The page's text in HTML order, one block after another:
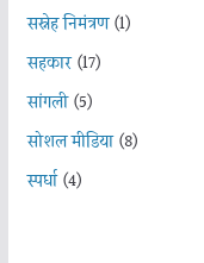
सस्नेह निमंत्रण(1)
सहकार(17)
सांगली(5)
सोशल मीडिया(8)
स्पर्धा(4)